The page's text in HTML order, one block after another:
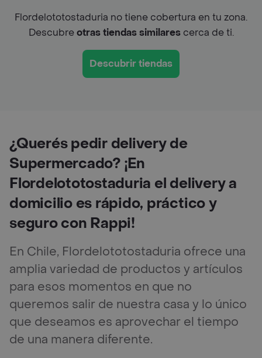
Flordelototostaduria no tiene cobertura en tu zona.
Descubreotras tiendas similarescerca de ti.
Descubrir tiendas
¿Querés pedir delivery de
Supermercado? ¡En
Flordelototostaduria el delivery a
domicilio es rápido, práctico y
seguro con Rappi!
En Chile, Flordelototostaduria ofrece una
amplia variedad de productos y artículos
para esos momentos en que no
queremos salir de nuestra casa y lo único
que deseamos es aprovechar el tiempo
de una manera diferente.